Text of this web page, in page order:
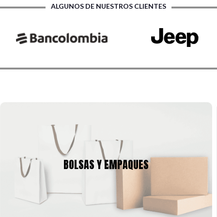
ALGUNOS DE NUESTROS CLIENTES
BOLSAS Y EMPAQUES
BOLSAS Y EMPAQUES
Tenemos una amplia gama de empaques para tu producto,
cajas y bolsas en gran variedad de tamaños, calibres,
formas, que se pueden ajustar a la imagen corporativa de tu